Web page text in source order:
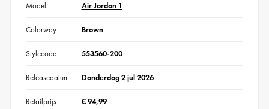
Model Air Jordan 1
Colorway Brown
Stylecode 553560-200
Releasedatum Donderdag 2 jul 2026
Retailprijs € 94,99